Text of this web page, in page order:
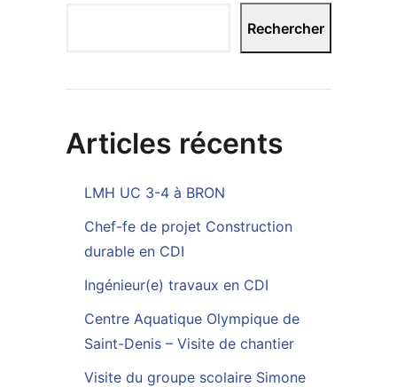
Rechercher
Articles récents
LMH UC 3-4 à BRON
Chef-fe de projet Construction
durable en CDI
Ingénieur(e) travaux en CDI
Centre Aquatique Olympique de
Saint-Denis – Visite de chantier
Visite du groupe scolaire Simone